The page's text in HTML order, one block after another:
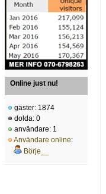
Online just nu!
gäster: 1874
dolda: 0
användare: 1
Användare online:
Börje__